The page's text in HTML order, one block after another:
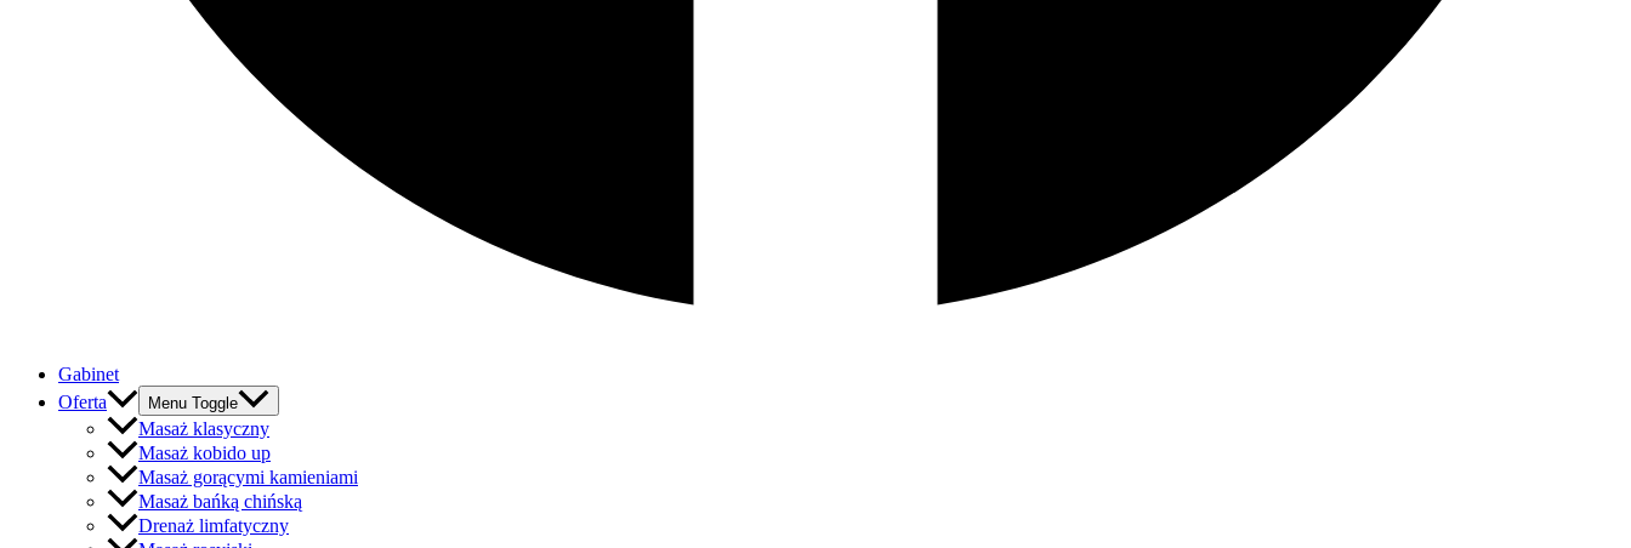
Gabinet
Oferta
Menu Toggle
Masaż klasyczny
Masaż kobido up
Masaż gorącymi kamieniami
Masaż bańką chińską
Drenaż limfatyczny